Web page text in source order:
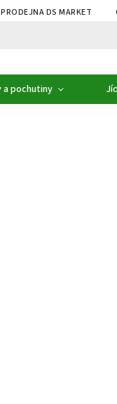
PRODEJNA DS MARKET
a pochutiny